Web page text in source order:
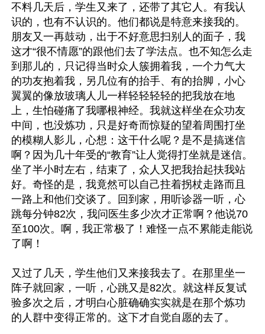
不料几天后，学生又来了，还带了其它人。有我认
识的，也有不认识的。他们都说是特意来接我的。
朋友又一再鼓动，出于不好意思扫别人的面子，我
这才“很不情愿”的跟他们去了学法点。也不知怎么走
到那儿的，只记得当时众人簇拥着我，一个力气大
的功友抱着我，另几位有的抬手、有的抬脚，小心
翼翼的像放玻璃人儿一样轻轻轻轻的把我放在地
上，生怕碰痛了我哪根神经。我就这样坐在众功友
中间，也没炼功，只是好奇而惊疑的望着周围打坐
的模糊人影儿，心想：这干什么呢？是不是搞迷信
啊？因为几十年受的“教育”让人觉得打坐就是迷信。
坐了半小时左右，结束了，众人又把我抬起扶我站
好。奇怪的是，我竟然可以自己拄着拐杖走路而且
一路上和他们交谈了。回到家，用听诊器一听，心
跳每分钟82次，我问医生多少次才正常啊？他说70
至100次。啊，我正常极了！难怪一点不累能走能说
了啊！
又过了几天，学生他们又来接我去了。在那里坐一
阵子就回家，一听，心跳又是82次。就这样反复试
验多次之后，才明白心脏确确实实就是在那个炼功
的人群中变得正常的。这下才自觉自愿的去了。